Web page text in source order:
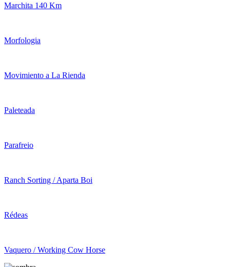
Marchita 140 Km
Morfologia
Movimiento a La Rienda
Paleteada
Parafreio
Ranch Sorting / Aparta Boi
Rédeas
Vaquero / Working Cow Horse